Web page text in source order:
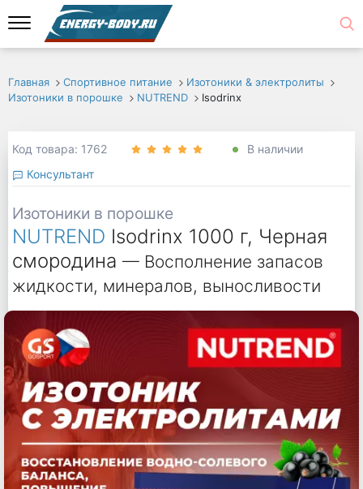
Главная Спортивное питание
Изотоники & электролиты
Изотоники в порошке
NUTREND Isodrinx
Код товара: 1762
В наличии
Консультант
Изотоники в порошке
NUTREND Isodrinx 1000 г, Черная
смородина — Восполнение запасов
жидкости, минералов, выносливости